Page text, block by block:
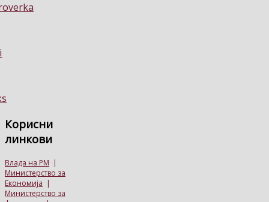
Корисни
линкови
Влада на РМ |
Министерство за
Економија |
Министерство за